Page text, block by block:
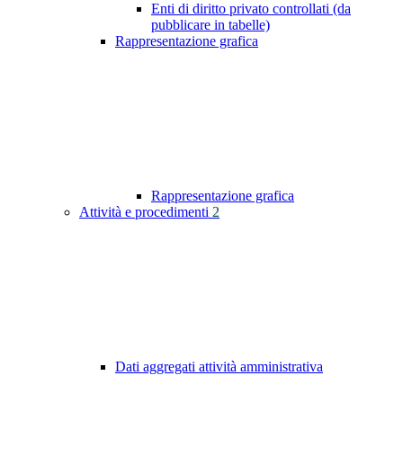
Enti di diritto privato controllati (da
pubblicare in tabelle)
Rappresentazione grafica
Rappresentazione grafica
Attività e procedimenti 2
Dati aggregati attività amministrativa